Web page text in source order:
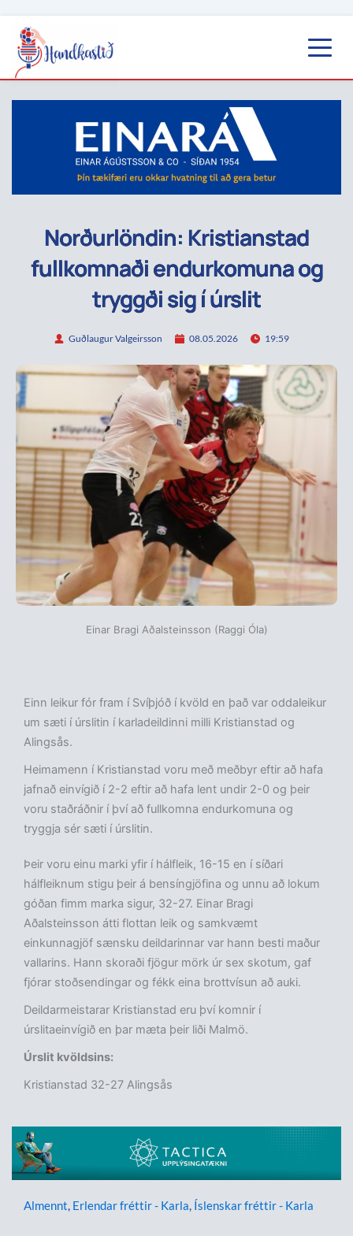
Norðurlöndin: Kristianstad
fullkomnaði endurkomuna og
tryggði sig í úrslit
Guðlaugur Valgeirsson 08.05.2026 19:59
Einar Bragi Aðalsteinsson (Raggi Óla)
Einn leikur fór fram í Svíþjóð í kvöld en það var oddaleikur
um sæti í úrslitin í karladeildinni milli Kristianstad og
Alingsås.
Heimamenn í Kristianstad voru með meðbyr eftir að hafa
jafnað einvígið í 2-2 eftir að hafa lent undir 2-0 og þeir
voru staðráðnir í því að fullkomna endurkomuna og
tryggja sér sæti í úrslitin.
Þeir voru einu marki yfir í hálfleik, 16-15 en í síðari
hálfleiknum stigu þeir á bensíngjöfina og unnu að lokum
góðan fimm marka sigur, 32-27. Einar Bragi
Aðalsteinsson átti flottan leik og samkvæmt
einkunnagjöf sænsku deildarinnar var hann besti maður
vallarins. Hann skoraði fjögur mörk úr sex skotum, gaf
fjórar stoðsendingar og fékk eina brottvísun að auki.
Deildarmeistarar Kristianstad eru því komnir í
úrslitaeinvígið en þar mæta þeir liði Malmö.
Úrslit kvöldsins:
Kristianstad 32-27 Alingsås
Almennt, Erlendar fréttir - Karla, Íslenskar fréttir - Karla